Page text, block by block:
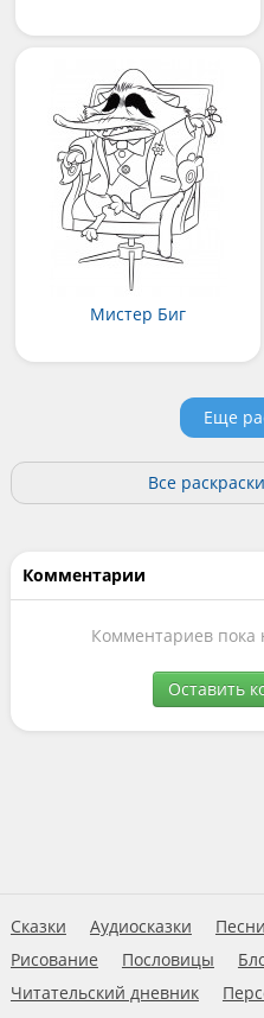
Мистер Биг
Еще
Все
Комментарии
Комментариев пока
Оставить
Сказки Аудиосказки Песни
Рисование
Пословицы
Читательский дневник